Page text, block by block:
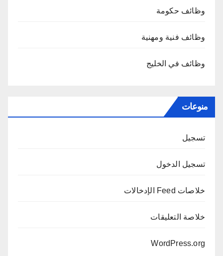
وظائف حكومة
وظائف فنية ومهنية
وظائف في الخليج
منوعات
تسجيل
تسجيل الدخول
خلاصات Feed الإدخالات
خلاصة التعليقات
WordPress.org